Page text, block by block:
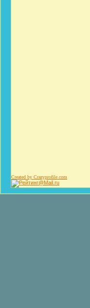
Created by Crazyprofile.com